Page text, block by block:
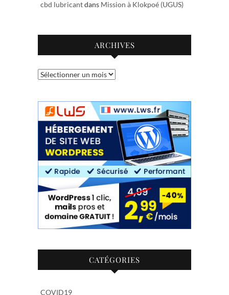
cbd lubricantdans Mission à Klokpoé (UGUS)
ARCHIVES
Archives
CATÉGORIES
COVID19